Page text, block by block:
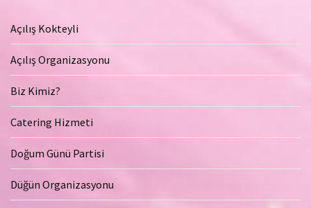
Açılış Kokteyli
Açılış Organizasyonu
Biz Kimiz?
Catering Hizmeti
Doğum Günü Partisi
Düğün Organizasyonu